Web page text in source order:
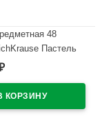
48
Пастель